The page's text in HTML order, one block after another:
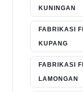
KUNINGAN
FABRIKASI
KUPANG
FABRIKASI
LAMONGAN